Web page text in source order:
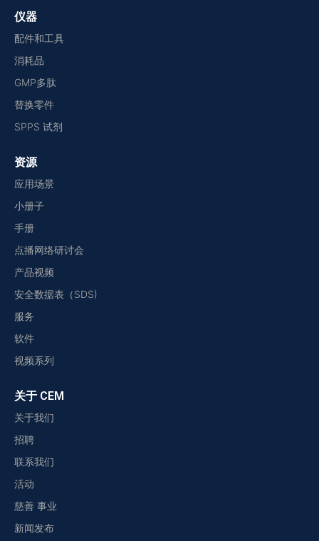
仪器
配件和工具
消耗品
GMP多肽
替换零件
SPPS 试剂
资源
应用场景
小册子
手册
点播网络研讨会
产品视频
安全数据表（SDS)
服务
软件
视频系列
关于 CEM
关于我们
招聘
联系我们
活动
慈善 事业
新闻发布